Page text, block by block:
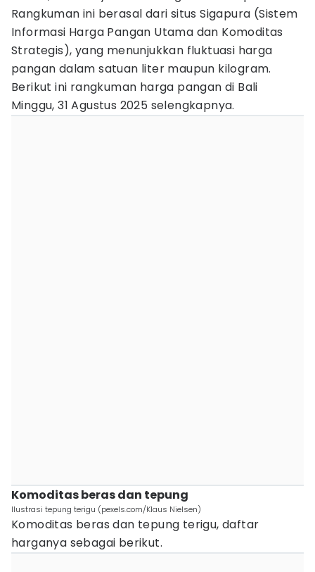
Rangkuman ini berasal dari situs Sigapura (Sistem
Informasi Harga Pangan Utama dan Komoditas
Strategis), yang menunjukkan fluktuasi harga
pangan dalam satuan liter maupun kilogram.
Berikut ini rangkuman harga pangan di Bali
Minggu, 31 Agustus 2025 selengkapnya.
Komoditas beras dan tepung
Ilustrasi tepung terigu (pexels.com/Klaus Nielsen)
Komoditas beras dan tepung terigu, daftar
harganya sebagai berikut.